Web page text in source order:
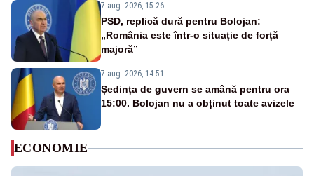
7 aug. 2026, 15:26
PSD, replică dură pentru Bolojan:
„România este într-o situație de forță
majoră”
7 aug. 2026, 14:51
Ședința de guvern se amână pentru ora
15:00. Bolojan nu a obținut toate avizele
ECONOMIE